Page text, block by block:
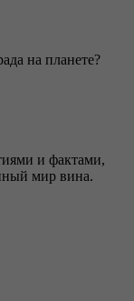
на планете?
и фактами,
мир вина.